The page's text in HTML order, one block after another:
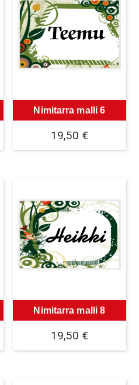
Nimitarra malli 6
19,50 €
Nimitarra malli 8
19,50 €